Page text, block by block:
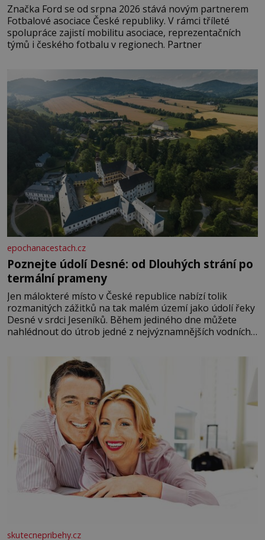
Značka Ford se od srpna 2026 stává novým partnerem
Fotbalové asociace České republiky. V rámci tříleté
spolupráce zajistí mobilitu asociace, reprezentačních
týmů i českého fotbalu v regionech. Partner
epochanacestach.cz
Poznejte údolí Desné: od Dlouhých strání po
termální prameny
Jen málokteré místo v České republice nabízí tolik
rozmanitých zážitků na tak malém území jako údolí řeky
Desné v srdci Jeseníků. Během jediného dne můžete
nahlédnout do útrob jedné z nejvýznamnějších vodních
se na koloběžce a den zakončit poznáváním památek ve
Velkých Losinách nebo v termálním
skutecnepribehy.cz